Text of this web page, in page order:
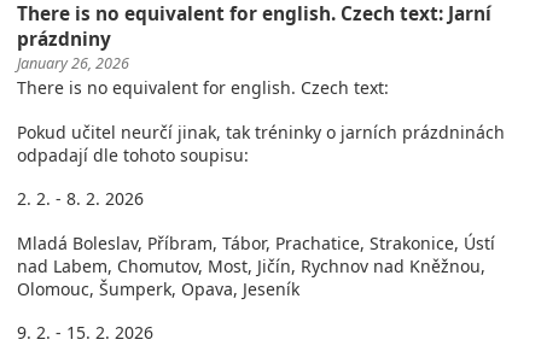
There is no equivalent for english. Czech text: Jarní
prázdniny
January 26, 2026
There is no equivalent for english. Czech text:
Pokud učitel neurčí jinak, tak tréninky o jarních prázdninách
odpadají dle tohoto soupisu:
2. 2. - 8. 2. 2026
Mladá Boleslav, Příbram, Tábor, Prachatice, Strakonice, Ústí
nad Labem, Chomutov, Most, Jičín, Rychnov nad Kněžnou,
Olomouc, Šumperk, Opava, Jeseník
9. 2. - 15. 2. 2026